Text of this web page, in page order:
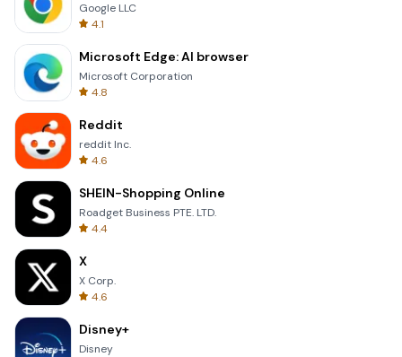
Google LLC
4.1
Microsoft Edge: AI browser
Microsoft Corporation
4.8
Reddit
reddit Inc.
4.6
SHEIN-Shopping Online
Roadget Business PTE. LTD.
4.4
X
X Corp.
4.6
Disney+
Disney